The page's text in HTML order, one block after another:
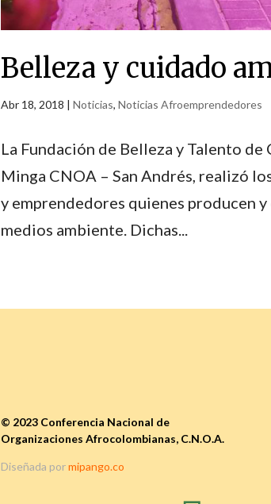
Belleza y cuidado
Abr 18, 2018 | Noticias, Noticias Afroemprendedores
La Fundación de Belleza y Talento
Minga CNOA – San Andrés, realizó
y emprendedores quienes producen
medios ambiente. Dichas...
© 2023 Conferencia Nacional de
Organizaciones Afrocolombianas, C.N.O.A.
Diseñada pormipango.co